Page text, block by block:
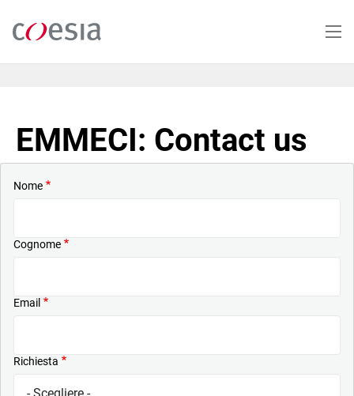
contenuto
EMMECI: Contact us
Nome
Cognome
Email
Richiesta